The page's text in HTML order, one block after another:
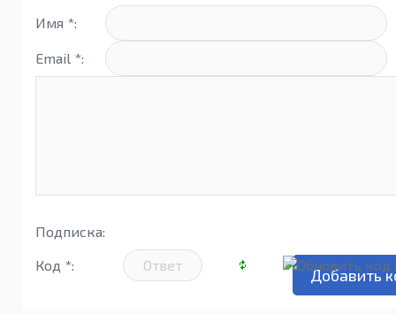
Имя *:
Email *:
Подписка:
Код *: